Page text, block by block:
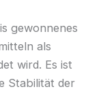
gewonnenes
als
wird. Es ist
Stabilität der